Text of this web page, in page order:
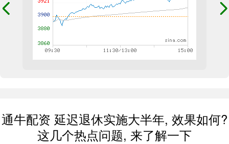
通牛配资 延迟退休实施大半年, 效果如何?
这几个热点问题, 来了解一下